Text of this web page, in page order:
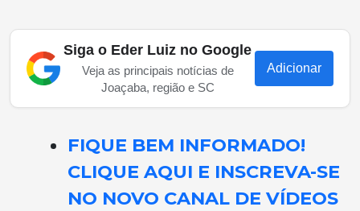
Siga o Eder Luiz no Google
Veja as principais notícias de
Joaçaba, região e SC
Adicionar
FIQUE BEM INFORMADO!
CLIQUE AQUI E INSCREVA-SE
NO NOVO CANAL DE VÍDEOS